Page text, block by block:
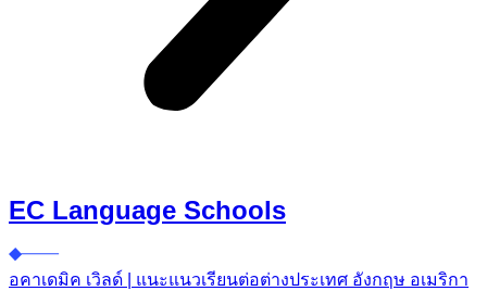
EC Language Schools
อคาเดมิค เวิลด์ | แนะแนวเรียนต่อต่างประเทศ อังกฤษ อเมริกา